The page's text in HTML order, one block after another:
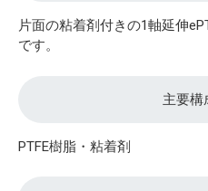
片面の粘着剤付きの1軸延伸
です。
主要構
PTFE樹脂・粘着剤